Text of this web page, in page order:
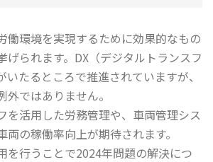
働環境を実現するために効果的なもの
げられます。DX（デジタルトランスフ
いたるところで推進されていますが、
外ではありません。
を活用した労務管理や、車両管理シス
の稼働率向上が期待されます。
を行うことで2024年問題の解決につ